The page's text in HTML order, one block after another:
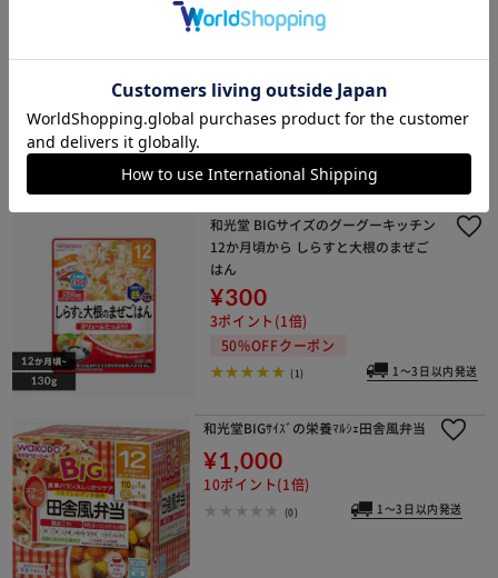
ピジョン 【12パック】赤ちゃんのや
18ポイント(1倍)
(1)
和光堂 BIGサイズのグーグーキッチン
12か月頃から しらすと大根のまぜご
はん
¥300
3ポイント(1倍)
50%OFFクーポン
(1) 1～3日以内発送
和光堂BIGｻｲｽﾞの栄養ﾏﾙｼｪ田舎風弁当
¥1,000
10ポイント(1倍)
(0) 1～3日以内発送